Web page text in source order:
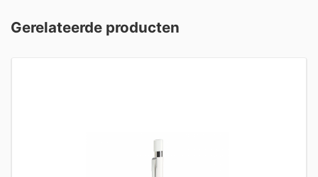
Gerelateerde producten